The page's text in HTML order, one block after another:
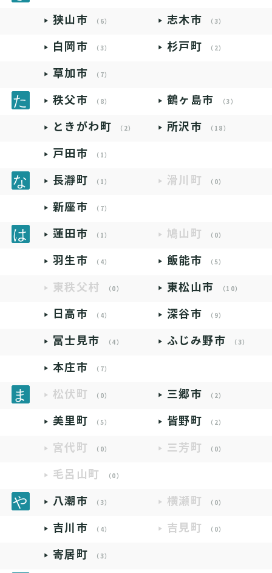
狭山市 （6） 志木市 （3）
白岡市 （3） 杉戸町 （2）
草加市 （7）
秩父市 （8） 鶴ヶ島市 （3）
ときがわ町 （2） 所沢市 （18）
戸田市 （1）
長瀞町 （1） 滑川町 （0）
新座市 （7）
蓮田市 （1） 鳩山町 （0）
羽生市 （4） 飯能市 （5）
東秩父村 （0） 東松山市 （10）
日高市 （4） 深谷市 （9）
富士見市 （4） ふじみ野市 （3）
本庄市 （7）
松伏町 （0） 三郷市 （2）
美里町 （5） 皆野町 （2）
宮代町 （0） 三芳町 （0）
毛呂山町 （0）
八潮市 （3） 横瀬町 （0）
吉川市 （4） 吉見町 （0）
寄居町 （3）